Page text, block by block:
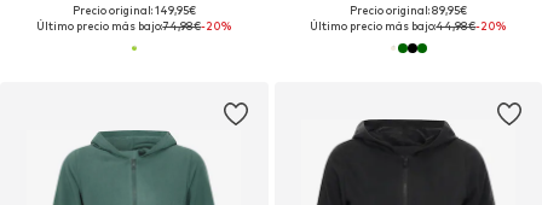
Precio original: 149,95€
Último precio más bajo:74,98€-20%
Precio original: 89,95€
Último precio más bajo:44,98€-20%